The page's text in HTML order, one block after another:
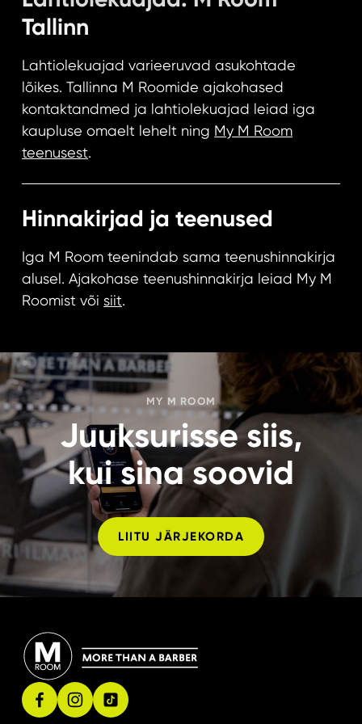
Tallinn
Lahtiolekuajad varieeruvad asukohtade
lõikes. Tallinna M Roomide ajakohased
kontaktandmed ja lahtiolekuajad leiad iga
kaupluse omaelt lehelt ning My M Room
teenusest.
Hinnakirjad ja teenused
Iga M Room teenindab sama teenushinnakirja
alusel. Ajakohase teenushinnakirja leiad My M
Roomist või siit.
MY M ROOM
Juuksurisse siis,
­kui sina soovid
LIITU JÄRJEKORDA